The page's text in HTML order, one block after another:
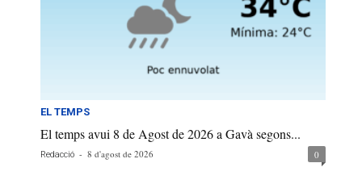
EL TEMPS
El temps avui 8 de Agost de 2026 a Gavà segons...
Redacció - 8 d'agost de 2026 0